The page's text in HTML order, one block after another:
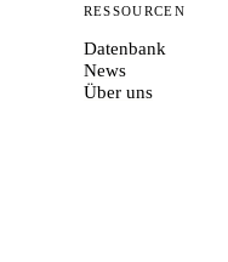
RESSOURCEN
Datenbank
News
Über uns